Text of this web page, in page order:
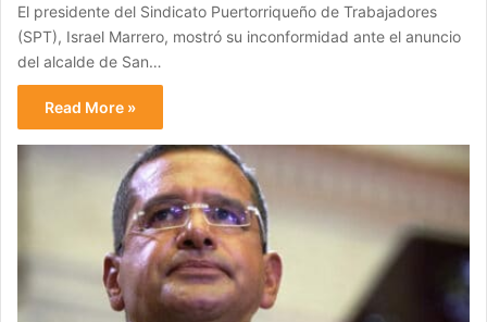
El presidente del Sindicato Puertorriqueño de Trabajadores
(SPT), Israel Marrero, mostró su inconformidad ante el anuncio
del alcalde de San…
Read More »